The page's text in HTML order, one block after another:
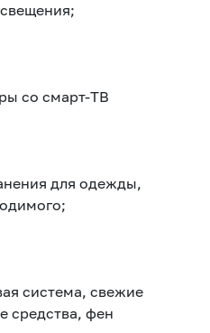
со смарт-ТВ
для одежды,
система, свежие
средства, фен